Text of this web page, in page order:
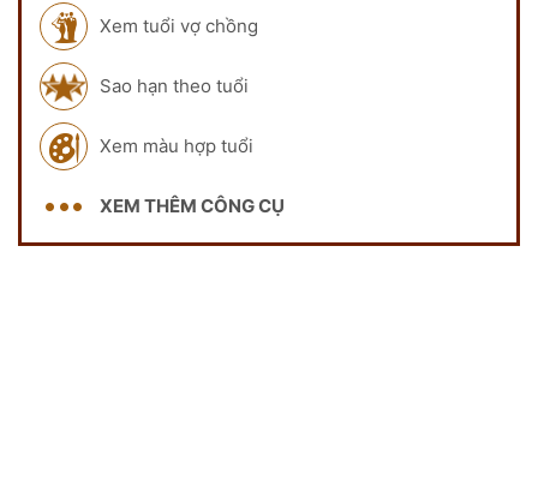
Xem tuổi vợ chồng
Sao hạn theo tuổi
Xem màu hợp tuổi
XEM THÊM CÔNG CỤ